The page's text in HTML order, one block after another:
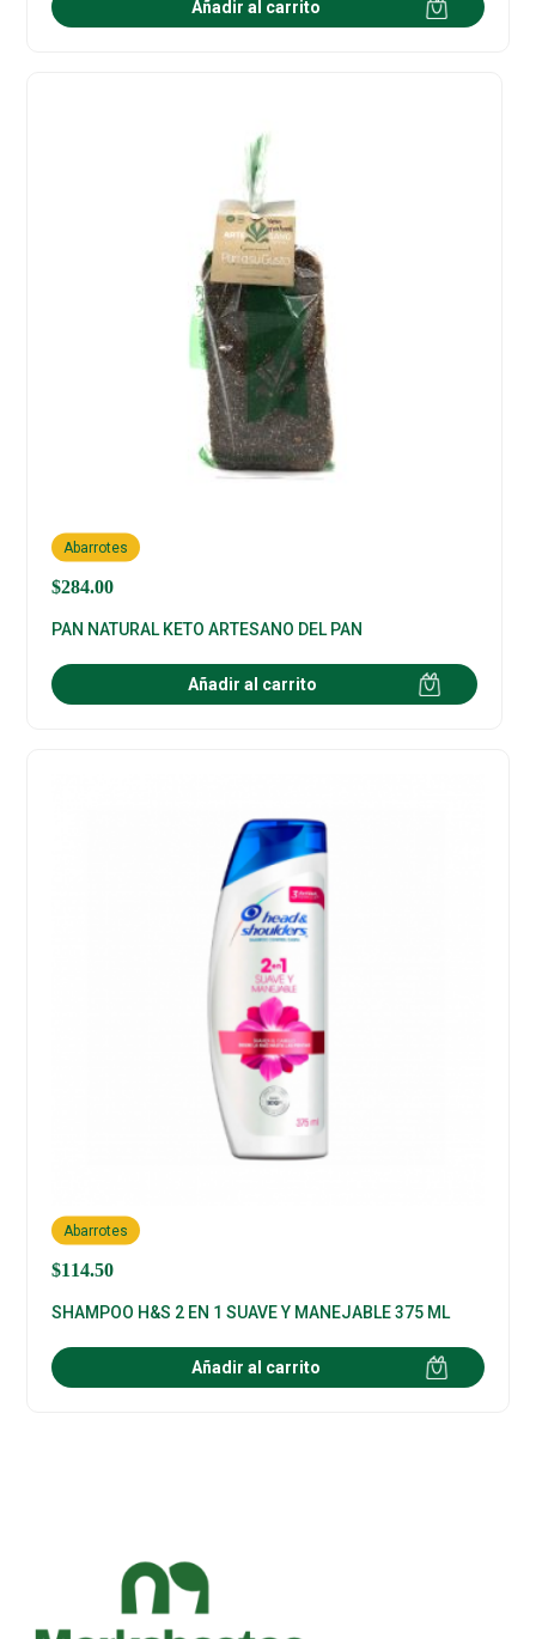
Añadir al carrito
$284.00
Abarrotes
PAN NATURAL KETO ARTESANO DEL PAN
Añadir al carrito
$114.50
Abarrotes
SHAMPOO H&S 2 EN 1 SUAVE Y MANEJABLE 375 ML
Añadir al carrito